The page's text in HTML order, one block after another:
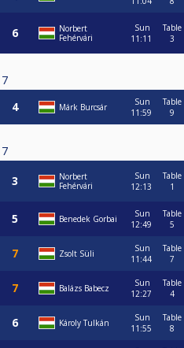
Norbert
Fehérvári
Sun
11:11
Table
3
7
Márk Burcsár
Sun
11:59
Table
9
7
Norbert
Fehérvári
Sun
12:13
Table
1
Benedek Gorbai
Sun
12:49
Table
5
Zsolt Süli
Sun
11:44
Table
7
Balázs Babecz
Sun
12:27
Table
4
Károly Tulkán
Sun
11:55
Table
8